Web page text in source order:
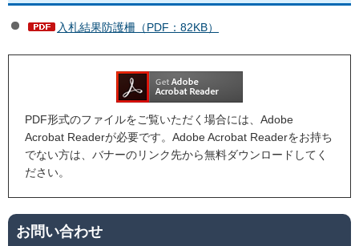
入札結果防護柵（PDF：82KB）
PDF形式のファイルをご覧いただく場合には、Adobe
Acrobat Readerが必要です。Adobe Acrobat Readerをお持ち
でない方は、バナーのリンク先から無料ダウンロードしてく
ださい。
お問い合わせ